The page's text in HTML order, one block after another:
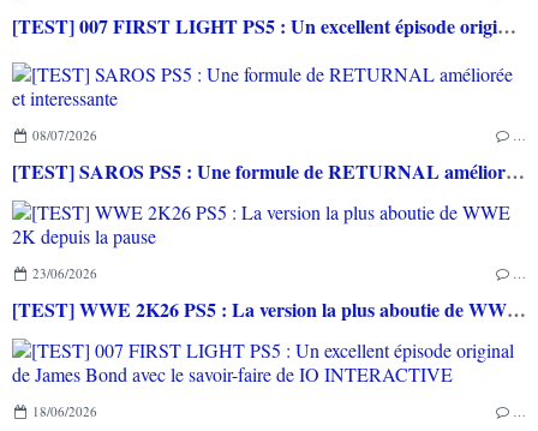
[TEST] 007 FIRST LIGHT PS5 : Un excellent épisode original de James Bond avec le savoir-faire de IO INTERACTIVE
08/07/2026
[TEST] SAROS PS5 : Une formule de RETURNAL améliorée et interessante
23/06/2026
[TEST] WWE 2K26 PS5 : La version la plus aboutie de WWE 2K depuis la pause
18/06/2026